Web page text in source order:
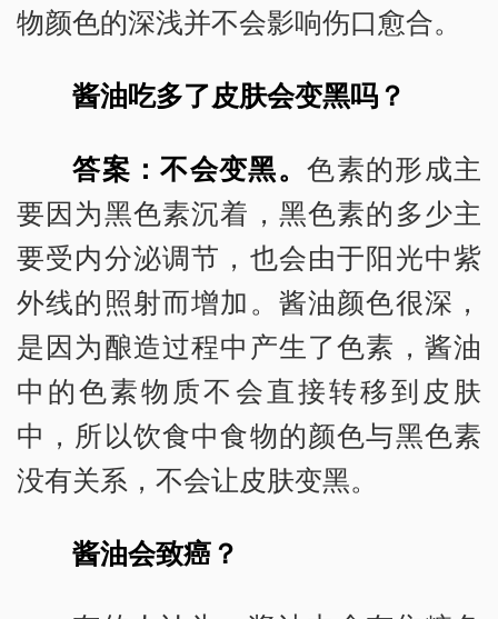
物颜色的深浅并不会影响伤口愈合。
酱油吃多了皮肤会变黑吗？
答案：不会变黑。色素的形成主
要因为黑色素沉着，黑色素的多少主
要受内分泌调节，也会由于阳光中紫
外线的照射而增加。酱油颜色很深，
是因为酿造过程中产生了色素，酱油
中的色素物质不会直接转移到皮肤
中，所以饮食中食物的颜色与黑色素
没有关系，不会让皮肤变黑。
酱油会致癌？